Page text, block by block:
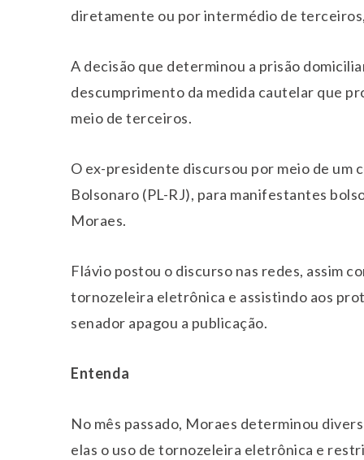
diretamente ou por intermédio de
A decisão que determinou a prisão
descumprimento da medida cautelar que
meio de terceiros.
O ex-presidente discursou por meio de
Bolsonaro (PL-RJ), para manifestantes
Moraes.
Flávio postou o discurso nas redes, assim
tornozeleira eletrônica e assistindo aos
senador apagou a publicação.
Entenda
No mês passado, Moraes determinou
elas o uso de tornozeleira eletrônica e